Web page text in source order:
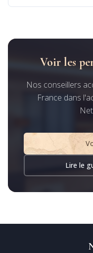
Voir les
Nos conseillers
France dans
Lire le